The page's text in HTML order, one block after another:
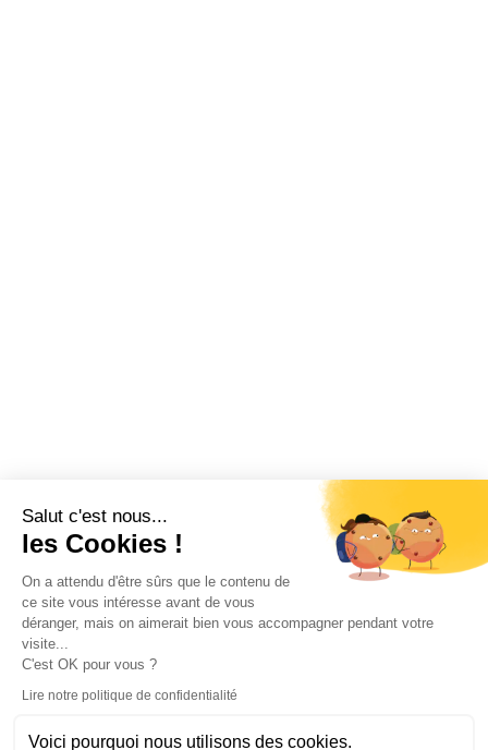
Salut c'est nous...
les Cookies !
On a attendu d'être sûrs que le contenu de
ce site vous intéresse avant de vous
déranger, mais on aimerait bien vous accompagner pendant votre
visite...
C'est OK pour vous ?
Lire notre politique de confidentialité
Voici pourquoi nous utilisons des cookies.